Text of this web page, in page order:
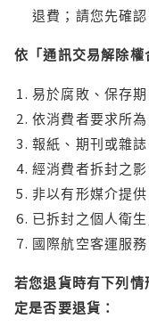
退費；請您先確
依「通訊交易解除
易於腐敗、保存
依消費者要求所
報紙、期刊或雜誌
經消費者拆封之
非以有形媒介提
已拆封之個人衛
國際航空客運服務
若您退貨時有下列
定是否要退貨：